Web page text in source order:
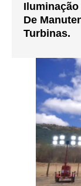
De
Turbinas.